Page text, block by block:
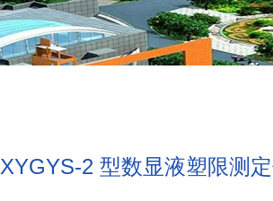
XYGYS-2 型数显液塑限测